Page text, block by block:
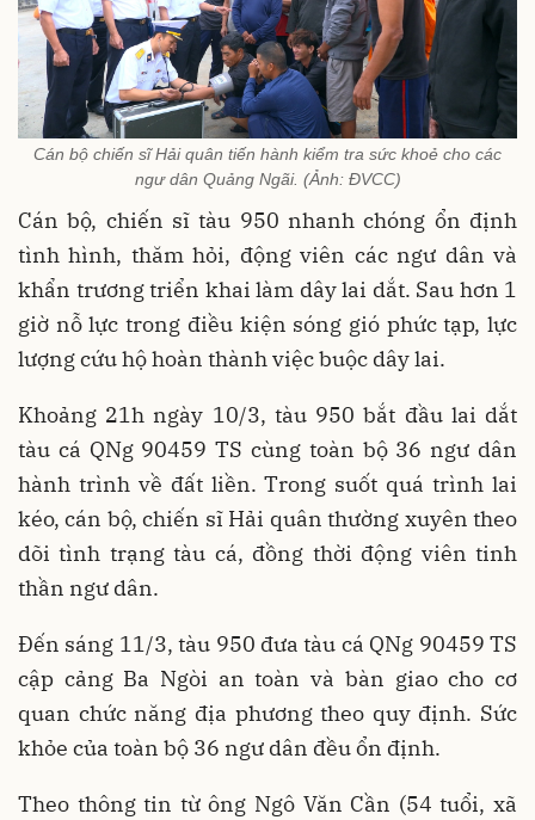
Cán bộ chiến sĩ Hải quân tiến hành kiểm tra sức khoẻ cho các
ngư dân Quảng Ngãi. (Ảnh: ĐVCC)
Cán bộ, chiến sĩ tàu 950 nhanh chóng ổn định
tình hình, thăm hỏi, động viên các ngư dân và
khẩn trương triển khai làm dây lai dắt. Sau hơn 1
giờ nỗ lực trong điều kiện sóng gió phức tạp, lực
lượng cứu hộ hoàn thành việc buộc dây lai.
Khoảng 21h ngày 10/3, tàu 950 bắt đầu lai dắt
tàu cá QNg 90459 TS cùng toàn bộ 36 ngư dân
hành trình về đất liền. Trong suốt quá trình lai
kéo, cán bộ, chiến sĩ Hải quân thường xuyên theo
dõi tình trạng tàu cá, đồng thời động viên tinh
thần ngư dân.
Đến sáng 11/3, tàu 950 đưa tàu cá QNg 90459 TS
cập cảng Ba Ngòi an toàn và bàn giao cho cơ
quan chức năng địa phương theo quy định. Sức
khỏe của toàn bộ 36 ngư dân đều ổn định.
Theo thông tin từ ông Ngô Văn Cần (54 tuổi, xã